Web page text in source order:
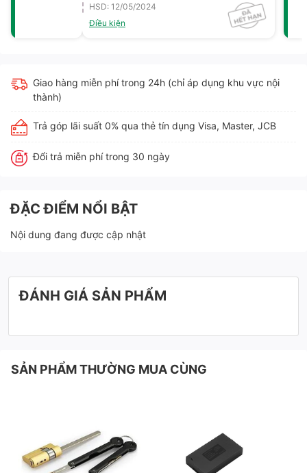
HSD: 12/05/2024
Điều kiện
Giao hàng miễn phí trong 24h (chỉ áp dụng khu vực nội
thành)
Trả góp lãi suất 0% qua thẻ tín dụng Visa, Master, JCB
Đổi trả miễn phí trong 30 ngày
ĐẶC ĐIỂM NỔI BẬT
Nội dung đang được cập nhật
ĐÁNH GIÁ SẢN PHẨM
SẢN PHẨM THƯỜNG MUA CÙNG